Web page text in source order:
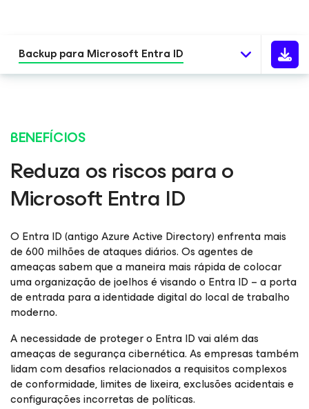
Backup para Microsoft Entra ID
BENEFÍCIOS
Reduza os riscos para o
Microsoft Entra ID
O Entra ID (antigo Azure Active Directory) enfrenta mais
de 600 milhões de ataques diários. Os agentes de
ameaças sabem que a maneira mais rápida de colocar
uma organização de joelhos é visando o Entra ID – a porta
de entrada para a identidade digital do local de trabalho
moderno.
A necessidade de proteger o Entra ID vai além das
ameaças de segurança cibernética. As empresas também
lidam com desafios relacionados a requisitos complexos
de conformidade, limites de lixeira, exclusões acidentais e
configurações incorretas de políticas.